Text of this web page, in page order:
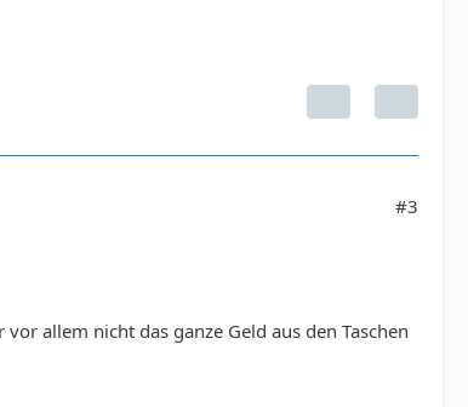
#3
allem nicht das ganze Geld aus den Taschen